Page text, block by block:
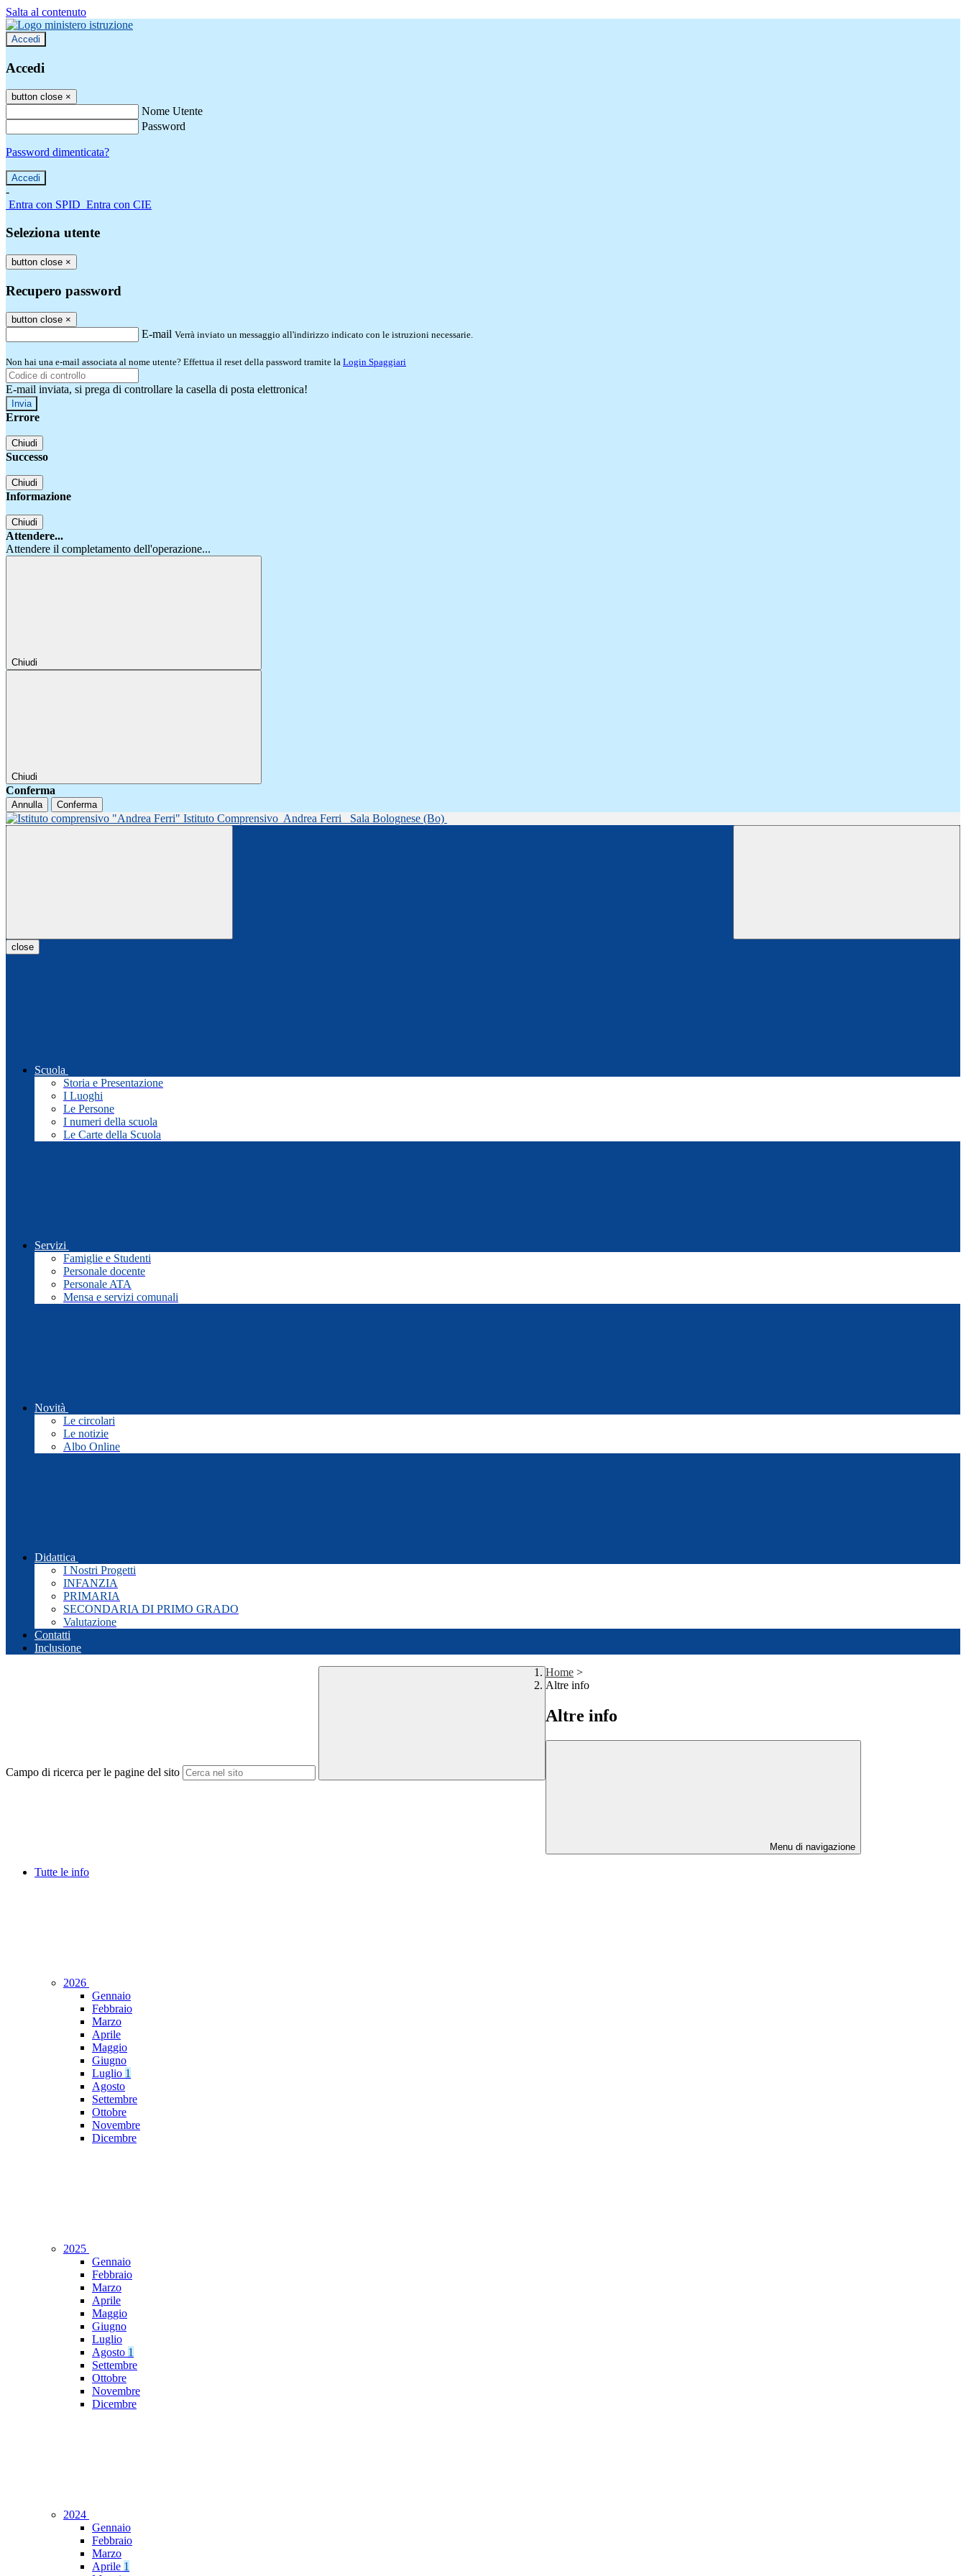
Salta al contenuto
Accedi
Accedi
button close ×
Nome Utente
Password
Password dimenticata?
-
Entra con SPID Entra con CIE
Seleziona utente
button close ×
Recupero password
button close ×
E-mail Verrà inviato un messaggio all'indirizzo indicato con le istruzioni necessarie.
Non hai una e-mail associata al nome utente? Effettua il reset della password tramite la Login Spaggiari
E-mail inviata, si prega di controllare la casella di posta elettronica!
Errore
Chiudi
Successo
Chiudi
Informazione
Chiudi
Attendere...
Attendere il completamento dell'operazione...
Chiudi
Chiudi
Conferma
Annulla Conferma
Istituto Comprensivo Andrea Ferri Sala Bolognese (Bo)
close
Scuola
Storia e Presentazione
I Luoghi
Le Persone
I numeri della scuola
Le Carte della Scuola
Servizi
Famiglie e Studenti
Personale docente
Personale ATA
Mensa e servizi comunali
Novità
Le circolari
Le notizie
Albo Online
Didattica
I Nostri Progetti
INFANZIA
PRIMARIA
SECONDARIA DI PRIMO GRADO
Valutazione
Contatti
Inclusione
Campo di ricerca per le pagine del sito
Home >
Altre info
Altre info
Menu di navigazione
Tutte le info
2026
Gennaio
Febbraio
Marzo
Aprile
Maggio
Giugno
Luglio 1
Agosto
Settembre
Ottobre
Novembre
Dicembre
2025
Gennaio
Febbraio
Marzo
Aprile
Maggio
Giugno
Luglio
Agosto 1
Settembre
Ottobre
Novembre
Dicembre
2024
Gennaio
Febbraio
Marzo
Aprile 1